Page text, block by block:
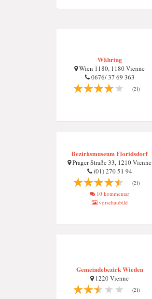
Währing
Wien 1180, 1180 Vienne
0676/ 37 69 363
(21)
Bezirksmuseum Floridsdorf
Prager Straße 33, 1210 Vienne
(01) 270 51 94
(21)
10 kommentar
vorschaubild
Gemeindebezirk Wieden
1220 Vienne
(21)